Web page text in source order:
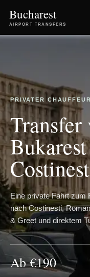
Bucharest
AIRPORT TRANSFERS
PRIVATER
Eine private Fahrt zum
nach Costinesti,
& Greet und direktem
Ab €190